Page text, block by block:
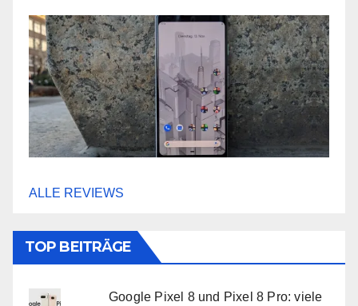
ALLE REVIEWS
TOP BEITRÄGE
Google Pixel 8 und Pixel 8 Pro: viele